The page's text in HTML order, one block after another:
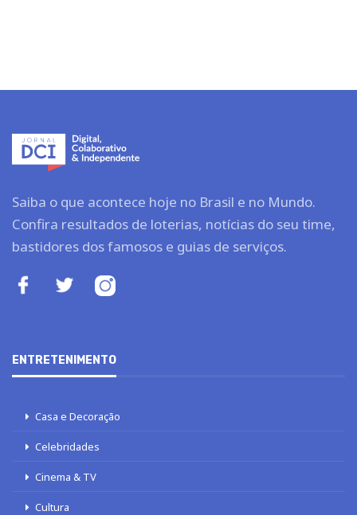
Saiba o que acontece hoje no Brasil e no Mundo.
Confira resultados de loterias, notícias do seu time,
bastidores dos famosos e guias de serviços.
ENTRETENIMENTO
Casa e Decoração
Celebridades
Cinema & TV
Cultura